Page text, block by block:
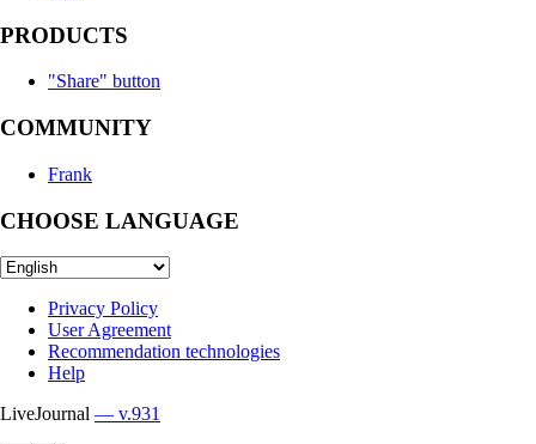
PRODUCTS
"Share" button
COMMUNITY
Frank
CHOOSE LANGUAGE
Privacy Policy
User Agreement
Recommendation technologies
Help
LiveJournal — v.931